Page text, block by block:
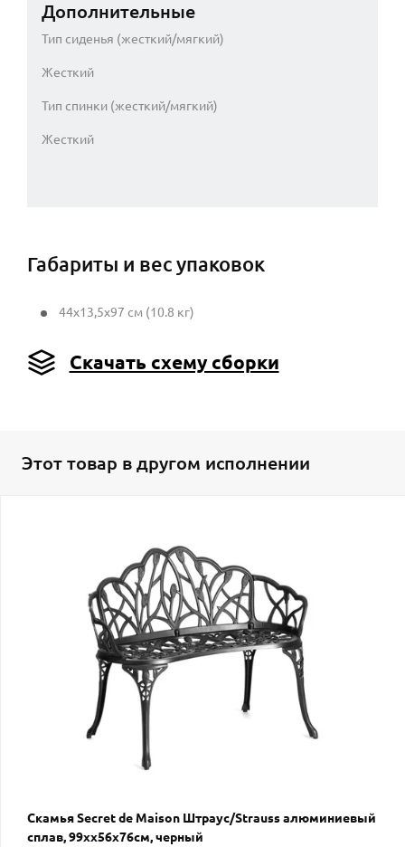
Дополнительные
Тип сиденья (жесткий/мягкий)
Жесткий
Тип спинки (жесткий/мягкий)
Жесткий
Габариты и вес упаковок
44x13,5x97 см (10.8 кг)
Скачать схему сборки
Этот товар в другом исполнении
Скамья Secret de Maison Штраус/Strauss алюминиевый
сплав, 99хх56х76см, черный